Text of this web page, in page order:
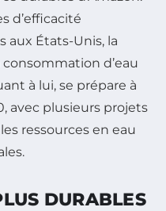
d’efficacité
aux États-Unis, la
d’eau
à lui, se prépare à
avec plusieurs projets
ressources en eau
DURABLES